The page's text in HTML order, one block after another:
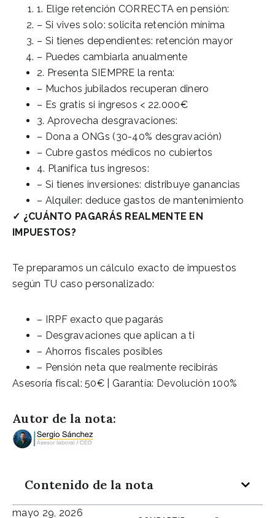
1. Elige retención CORRECTA en pensión:
– Si vives solo: solicita retención mínima
– Si tienes dependientes: retención mayor
– Puedes cambiarla anualmente
2. Presenta SIEMPRE la renta:
– Muchos jubilados recuperan dinero
– Es gratis si ingresos < 22.000€
3. Aprovecha desgravaciones:
– Dona a ONGs (30-40% desgravación)
– Cubre gastos médicos no cubiertos
4. Planifica tus ingresos:
– Si tienes inversiones: distribuye ganancias
– Alquiler: deduce gastos de mantenimiento
✓ ¿CUÁNTO PAGARÁS REALMENTE EN
IMPUESTOS?
Te preparamos un cálculo exacto de impuestos
según TU caso personalizado:
– IRPF exacto que pagarás
– Desgravaciones que aplican a ti
– Ahorros fiscales posibles
– Pensión neta que realmente recibirás
Asesoría fiscal: 50€ | Garantía: Devolución 100%
Autor de la nota:
Contenido de la nota
mayo 29, 2026